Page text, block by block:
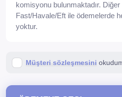
komisyonu bulunmaktadır.
Fast/Havale/Eft ile ödemelerde
yoktur.
Müşteri sözleşmesini